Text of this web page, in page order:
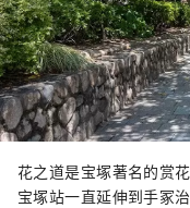
花之道是宝塚著名的赏
宝塚站一直延伸到手冢